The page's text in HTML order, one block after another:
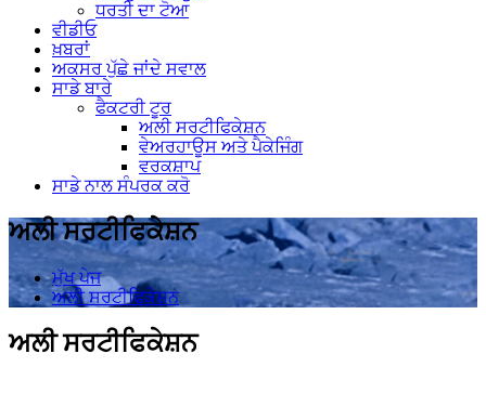
ਧਰਤੀ ਦਾ ਟੋਆ
ਵੀਡੀਓ
ਖ਼ਬਰਾਂ
ਅਕਸਰ ਪੁੱਛੇ ਜਾਂਦੇ ਸਵਾਲ
ਸਾਡੇ ਬਾਰੇ
ਫੈਕਟਰੀ ਟੂਰ
ਅਲੀ ਸਰਟੀਫਿਕੇਸ਼ਨ
ਵੇਅਰਹਾਊਸ ਅਤੇ ਪੈਕੇਜਿੰਗ
ਵਰਕਸ਼ਾਪ
ਸਾਡੇ ਨਾਲ ਸੰਪਰਕ ਕਰੋ
ਅਲੀ ਸਰਟੀਫਿਕੇਸ਼ਨ
ਮੁੱਖ ਪੇਜ
ਅਲੀ ਸਰਟੀਫਿਕੇਸ਼ਨ
ਅਲੀ ਸਰਟੀਫਿਕੇਸ਼ਨ